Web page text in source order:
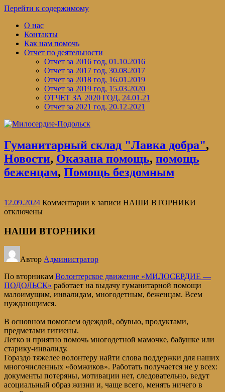
Перейти к содержимому
О нас
Контакты
Как нам помочь
Отчет по деятельности
Отчет за 2016 год, 01.10.2016
Отчет за 2017 год, 30.08.2017
Отчет за 2018 год, 16.01.2019
Отчет за 2019 год, 15.03.2020
ОТЧЕТ ЗА 2020 ГОД, 24.01.21
Отчет за 2021 год, 20.12.2021
Гуманитарный склад "Лавка добра",
Новости, Оказана помощь, помощь
беженцам, Помощь бездомным
12.09.2024 Комментарии к записи НАШИ ВТОРНИКИ
отключены
НАШИ ВТОРНИКИ
Автор Администратор
По вторникам Волонтерское движение «МИЛОСЕРДИЕ —
ПОДОЛЬСК» работает на выдачу гуманитарной помощи
малоимущим, инвалидам, многодетным, беженцам. Всем
нуждающимся.
В основном помогаем одеждой, обувью, продуктами,
предметами гигиены.
Легко и приятно помочь многодетной мамочке, бабушке или
старику-инвалиду.
Гораздо тяжелее волонтеру найти слова поддержки для наших
многочисленных «бомжиков». Работать получается не у всех:
документы потеряны, мотивации нет, следовательно, ведут
асоциальный образ жизни и, чаще всего, менять ничего в